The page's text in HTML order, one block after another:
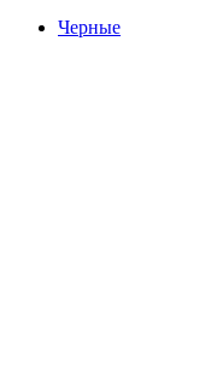
Черные